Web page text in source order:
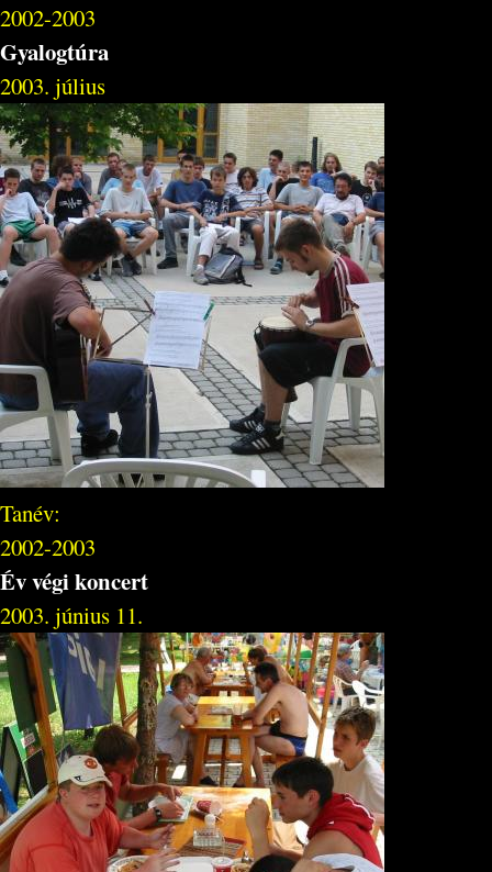
2002-2003
Gyalogtúra
2003. július
Tanév:
2002-2003
Év végi koncert
2003. június 11.